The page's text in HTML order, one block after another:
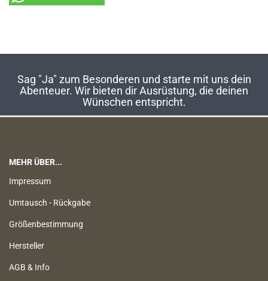
Sag "Ja" zum Besonderen und starte mit uns dein
Abenteuer. Wir bieten dir Ausrüstung, die deinen
Wünschen entspricht.
MEHR ÜBER...
Impressum
Umtausch - Rückgabe
Größenbestimmung
Hersteller
AGB & Info